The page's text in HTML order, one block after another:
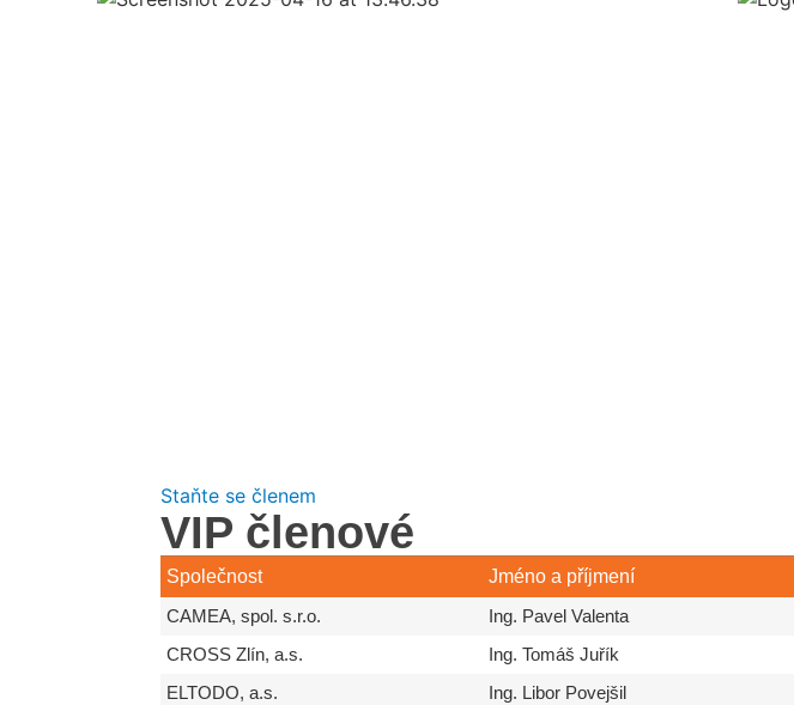
Staňte se členem
VIP členové
Společnost Jméno a příjmení
CAMEA, spol. s.r.o.
Ing. Pavel Valenta
CROSS Zlín, a.s.
Ing. Tomáš Juřík
ELTODO, a.s.
Ing. Libor Povejšil